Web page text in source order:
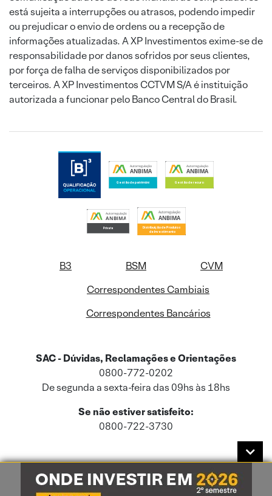
está sujeita a interrupções ou atrasos, podendo impedir
ou prejudicar o envio de ordens ou a recepção de
informações atualizadas. A XP Investimentos exime-se de
responsabilidade por danos sofridos por seus clientes,
por força de falha de serviços disponibilizados por
terceiros. A XP Investimentos CCTVM S/A é instituição
autorizada a funcionar pelo Banco Central do Brasil.
B3 BSM
CVM
Correspondentes Cambiais
Correspondentes Bancários
SAC - Dúvidas, Reclamações e Orientações
0800-772-0202
De segunda a sexta-feira das 09hs às 18hs
Se não estiver satisfeito:
0800-722-3730
Este site usa cookies e dados pessoais de acordo com a nossaPolítica de
Cookies
e a nossaPolítica de Privacidade.